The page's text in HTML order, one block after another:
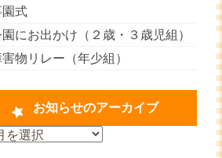
園式
にお出かけ（２歳・３歳児組）
物リレー（年少組）
お知らせのアーカイブ